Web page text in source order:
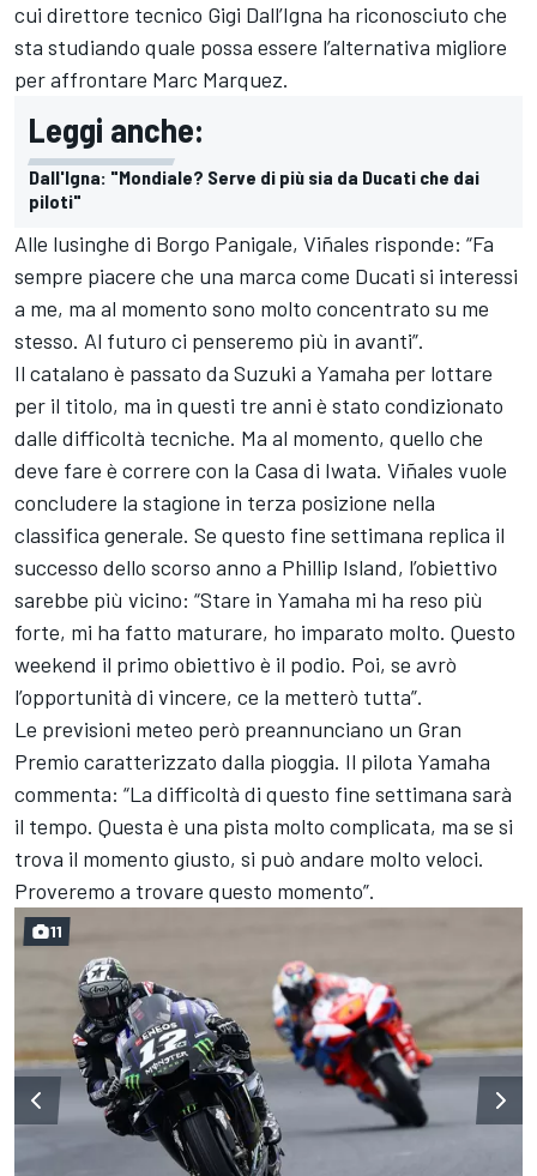
cui direttore tecnico Gigi Dall’Igna ha riconosciuto che
sta studiando quale possa essere l’alternativa migliore
per affrontare Marc Marquez.
Leggi anche:
Dall'Igna: "Mondiale? Serve di più sia da Ducati che dai
piloti"
Alle lusinghe di Borgo Panigale, Viñales risponde: “Fa
sempre piacere che una marca come Ducati si interessi
a me, ma al momento sono molto concentrato su me
stesso. Al futuro ci penseremo più in avanti”.
Il catalano è passato da Suzuki a Yamaha per lottare
per il titolo, ma in questi tre anni è stato condizionato
dalle difficoltà tecniche. Ma al momento, quello che
deve fare è correre con la Casa di Iwata. Viñales vuole
concludere la stagione in terza posizione nella
classifica generale. Se questo fine settimana replica il
successo dello scorso anno a Phillip Island, l’obiettivo
sarebbe più vicino: “Stare in Yamaha mi ha reso più
forte, mi ha fatto maturare, ho imparato molto. Questo
weekend il primo obiettivo è il podio. Poi, se avrò
l’opportunità di vincere, ce la metterò tutta”.
Le previsioni meteo però preannunciano un Gran
Premio caratterizzato dalla pioggia. Il pilota Yamaha
commenta: “La difficoltà di questo fine settimana sarà
il tempo. Questa è una pista molto complicata, ma se si
trova il momento giusto, si può andare molto veloci.
Proveremo a trovare questo momento”.
11